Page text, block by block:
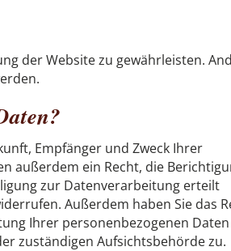
der Website zu gewährleisten.
Empfänger und Zweck Ihrer
außerdem ein Recht, die
zur Datenverarbeitung erteilt
Außerdem haben Sie das
Ihrer personenbezogenen
zuständigen Aufsichtsbehörde zu.